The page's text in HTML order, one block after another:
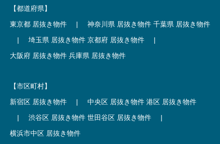
【都道府県】
東京都 居抜き物件
| 神奈川県 居抜き物件 千葉県 居抜き物件
|
埼玉県 居抜き物件 京都府 居抜き物件
|
大阪府 居抜き物件 兵庫県 居抜き物件
【市区町村】
新宿区 居抜き物件
| 中央区 居抜き物件 港区 居抜き物件
|
渋谷区 居抜き物件 世田谷区 居抜き物件
|
横浜市中区 居抜き物件